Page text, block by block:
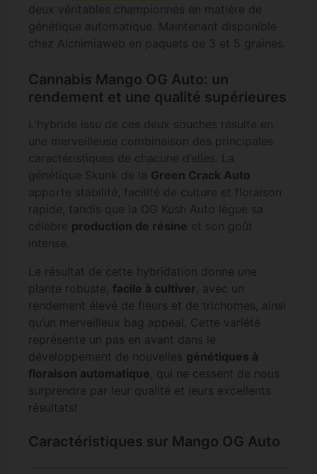
deux véritables championnes en matière de
génétique automatique. Maintenant disponible
chez Alchimiaweb en paquets de 3 et 5 graines.
Cannabis Mango OG Auto: un
rendement et une qualité supérieures
L'hybride issu de ces deux souches résulte en
une merveilleuse combinaison des principales
caractéristiques de chacune d’elles. La
génétique Skunk de la Green Crack Auto
apporte stabilité, facilité de culture et floraison
rapide, tandis que la OG Kush Auto lègue sa
célèbre production de résine et son goût
intense.
Le résultat de cette hybridation donne une
plante robuste, facile à cultiver, avec un
rendement élevé de fleurs et de trichomes, ainsi
qu’un merveilleux bag appeal. Cette variété
représente un pas en avant dans le
développement de nouvelles génétiques à
floraison automatique, qui ne cessent de nous
surprendre par leur qualité et leurs excellents
résultats!
Caractéristiques sur Mango OG Auto